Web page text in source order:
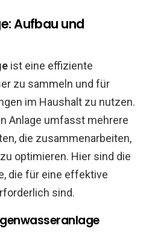
Aufbau und
ist eine effiziente
zu sammeln und für
im Haushalt zu nutzen.
Anlage umfasst mehrere
die zusammenarbeiten,
zu optimieren. Hier sind die
die für eine effektive
sind.